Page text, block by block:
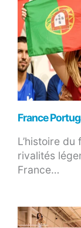
France
L’histoire
rivalités
France…